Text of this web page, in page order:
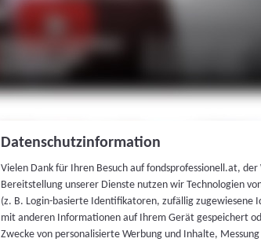
Datenschutzinformation
Vielen Dank für Ihren Besuch auf fondsprofessionell.at,
Bereitstellung unserer Dienste nutzen wir Technologien
(z. B. Login-basierte Identifikatoren, zufällig
mit anderen Informationen auf Ihrem Gerät gespeichert
Zwecke von personalisierte Werbung und Inhalte,